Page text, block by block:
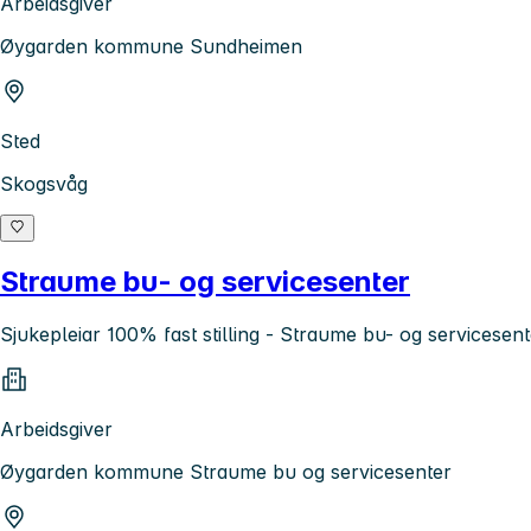
Øygarden kommune Sundheimen
Sted
Skogsvåg
Straume bu- og servicesenter
Sjukepleiar 100% fast stilling - Straume bu- og
Arbeidsgiver
Øygarden kommune Straume bu og servicesenter